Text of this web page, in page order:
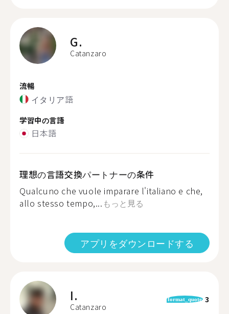
G.
Catanzaro
流暢
イタリア語
学習中の言語
日本語
理想の言語交換パートナーの条件
Qualcuno che vuole imparare l'italiano e che,
allo stesso tempo,... もっと見る
アプリをダウンロードする
I.
Catanzaro
format_quote 3